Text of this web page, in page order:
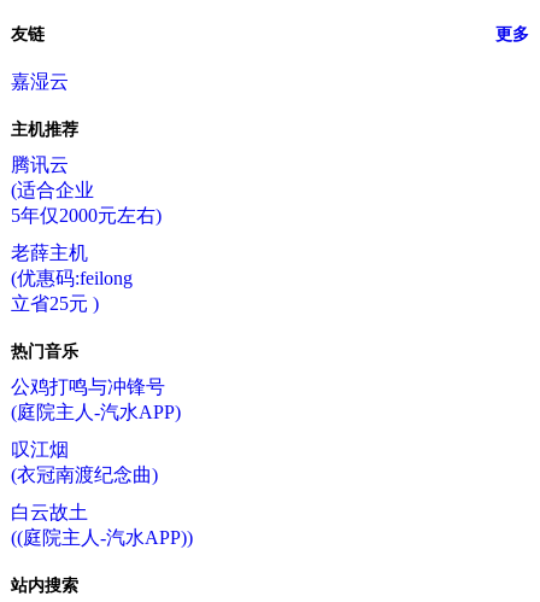
友链 更多
嘉湿云
主机推荐
腾讯云
(适合企业
5年仅2000元左右)
老薛主机
(优惠码:feilong
立省25元 )
热门音乐
公鸡打鸣与冲锋号
(庭院主人-汽水APP)
叹江烟
(衣冠南渡纪念曲)
白云故土
((庭院主人-汽水APP))
站内搜索